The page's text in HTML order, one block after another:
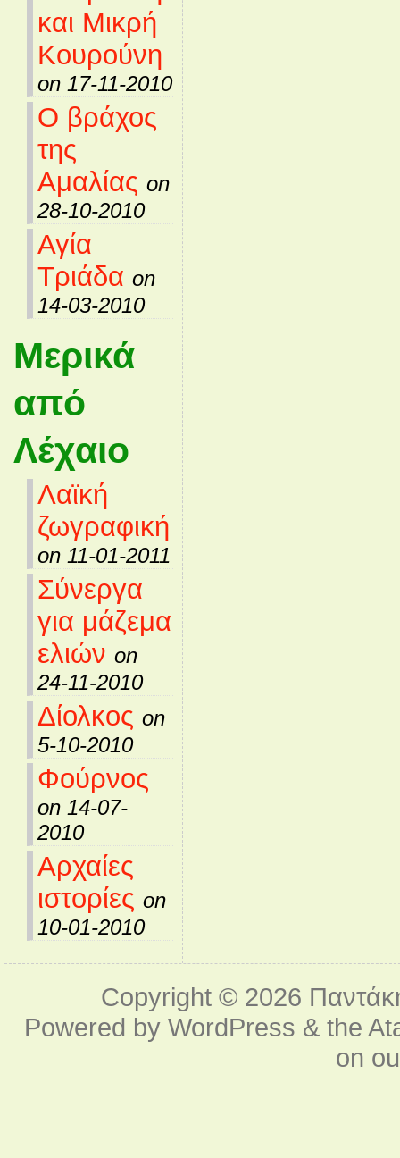
και Μικρή
Κουρούνη
on 17-11-2010
Ο βράχος
της
Αμαλίας on
28-10-2010
Αγία
Τριάδα on
14-03-2010
Μερικά
από
Λέχαιο
Λαϊκή
ζωγραφική
on 11-01-2011
Σύνεργα
για μάζεμα
ελιών on
24-11-2010
Δίολκος on
5-10-2010
Φούρνος
on 14-07-
2010
Αρχαίες
ιστορίες on
10-01-2010
Copyright © 2026
Powered byWordPress & the
on